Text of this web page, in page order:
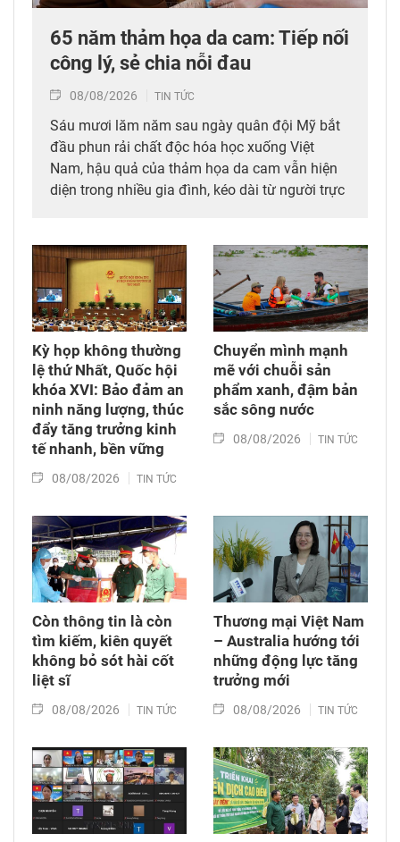
65 năm thảm họa da cam: Tiếp nối
công lý, sẻ chia nỗi đau
08/08/2026 TIN TỨC
Sáu mươi lăm năm sau ngày quân đội Mỹ bắt
đầu phun rải chất độc hóa học xuống Việt
Nam, hậu quả của thảm họa da cam vẫn hiện
diện trong nhiều gia đình, kéo dài từ người trực
diễn ra tại các tòa án quốc tế mà còn cần được
tiếp tục bằng những chính sách đủ đầy hơn, để
những người sinh ra trong hòa bình không bị
bỏ lại với hậu quả của cuộc chiến mình chưa
từng trải qua.
Kỳ họp không thường
lệ thứ Nhất, Quốc hội
khóa XVI: Bảo đảm an
ninh năng lượng, thúc
đẩy tăng trưởng kinh
tế nhanh, bền vững
08/08/2026 TIN TỨC
Chuyển mình mạnh
mẽ với chuỗi sản
phẩm xanh, đậm bản
sắc sông nước
08/08/2026 TIN TỨC
Còn thông tin là còn
tìm kiếm, kiên quyết
không bỏ sót hài cốt
liệt sĩ
08/08/2026 TIN TỨC
Thương mại Việt Nam
– Australia hướng tới
những động lực tăng
trưởng mới
08/08/2026 TIN TỨC